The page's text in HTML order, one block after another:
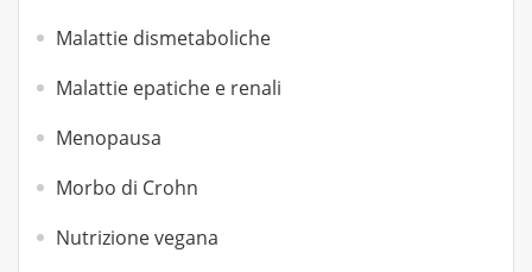
Malattie dismetaboliche
Malattie epatiche e renali
Menopausa
Morbo di Crohn
Nutrizione vegana